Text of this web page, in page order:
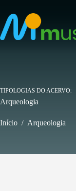
para
conteúdo
TIPOLOGIAS DO ACERVO
Arqueologia
Início / Arqueologia